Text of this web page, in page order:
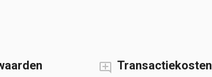
Transactiekosten